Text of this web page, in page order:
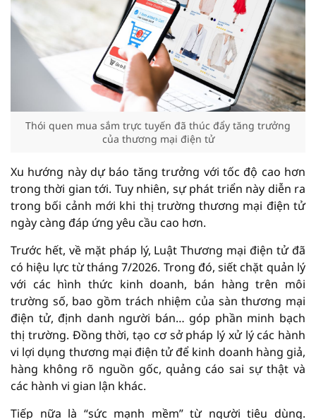
Thói quen mua sắm trực tuyến đã thúc đẩy tăng trưởng
của thương mại điện tử
Xu hướng này dự báo tăng trưởng với tốc độ cao hơn
trong thời gian tới. Tuy nhiên, sự phát triển này diễn ra
trong bối cảnh mới khi thị trường thương mại điện tử
ngày càng đáp ứng yêu cầu cao hơn.
Trước hết, về mặt pháp lý, Luật Thương mại điện tử đã
có hiệu lực từ tháng 7/2026. Trong đó, siết chặt quản lý
với các hình thức kinh doanh, bán hàng trên môi
trường số, bao gồm trách nhiệm của sàn thương mại
điện tử, định danh người bán… góp phần minh bạch
thị trường. Đồng thời, tạo cơ sở pháp lý xử lý các hành
vi lợi dụng thương mại điện tử để kinh doanh hàng giả,
hàng không rõ nguồn gốc, quảng cáo sai sự thật và
các hành vi gian lận khác.
Tiếp nữa là “sức mạnh mềm” từ người tiêu dùng.